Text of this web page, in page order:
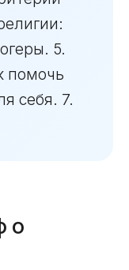
5.
помочь
себя. 7.
о